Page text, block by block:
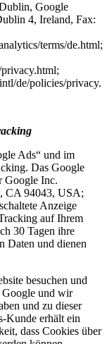
Google
4, Ireland, Fax:
terms/de.html;
de/policies/privacy.
Ads“ und im
Das Google
Google Inc.
CA 94043, USA;
Anzeige
auf Ihrem
30 Tagen ihre
Daten und dienen
besuchen und
Google und wir
und zu dieser
Kunde erhält ein
dass Cookies über